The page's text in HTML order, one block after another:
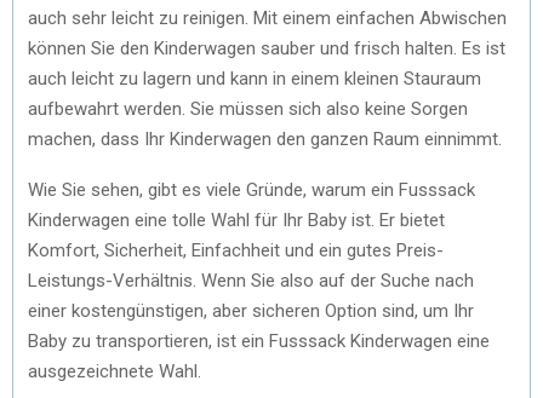
auch sehr leicht zu reinigen. Mit einem einfachen Abwischen
können Sie den Kinderwagen sauber und frisch halten. Es ist
auch leicht zu lagern und kann in einem kleinen Stauraum
aufbewahrt werden. Sie müssen sich also keine Sorgen
machen, dass Ihr Kinderwagen den ganzen Raum einnimmt.
Wie Sie sehen, gibt es viele Gründe, warum ein Fusssack
Kinderwagen eine tolle Wahl für Ihr Baby ist. Er bietet
Komfort, Sicherheit, Einfachheit und ein gutes Preis-
Leistungs-Verhältnis. Wenn Sie also auf der Suche nach
einer kostengünstigen, aber sicheren Option sind, um Ihr
Baby zu transportieren, ist ein Fusssack Kinderwagen eine
ausgezeichnete Wahl.